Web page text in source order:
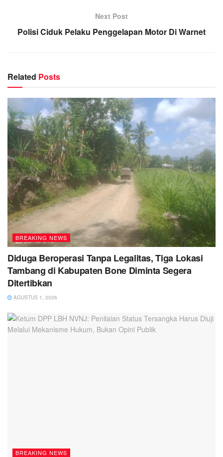
Next Post
Polisi Ciduk Pelaku Penggelapan Motor Di Warnet
Related Posts
BREAKING NEWS
Diduga Beroperasi Tanpa Legalitas, Tiga Lokasi
Tambang di Kabupaten Bone Diminta Segera
Ditertibkan
AGUSTUS 1, 2026
BREAKING NEWS